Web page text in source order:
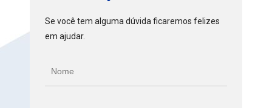
Se você tem alguma dúvida ficaremos felizes
em ajudar.